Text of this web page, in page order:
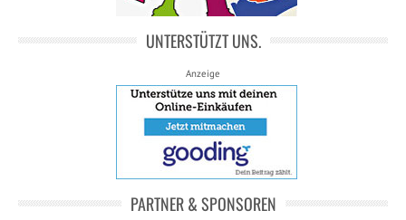
UNTERSTÜTZT UNS.
Anzeige
PARTNER & SPONSOREN